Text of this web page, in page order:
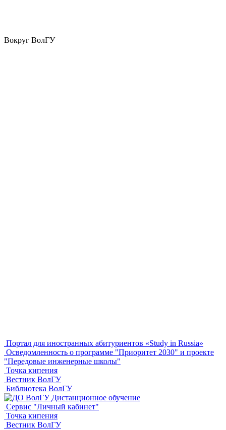
Вокруг ВолГУ
Портал для иностранных абитуриентов «Study in Russia»
Осведомленность о программе "Приоритет 2030" и проекте
"Передовые инженерные школы"
Точка кипения
Вестник ВолГУ
Библиотека ВолГУ
Дистанционное обучение
Сервис "Личный кабинет"
Точка кипения
Вестник ВолГУ